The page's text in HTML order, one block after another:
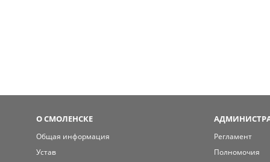
О СМОЛЕНСКЕ
Общая информация
Устав
Регламент
Полномочия